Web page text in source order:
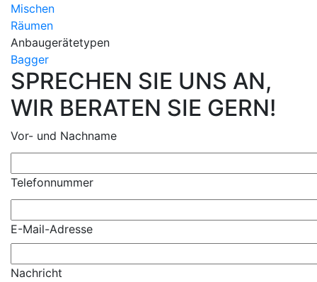
Mischen
Räumen
Anbaugerätetypen
Bagger
SPRECHEN SIE UNS AN,
WIR BERATEN SIE GERN!
Vor- und Nachname
Telefonnummer
E-Mail-Adresse
Nachricht